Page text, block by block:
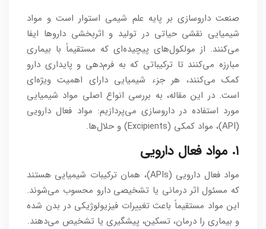
صنعت داروسازی بر پایه علم شیمی استوار است و مواد
شیمیایی نقشی حیاتی در تولید و اثربخشی داروها ایفا
می‌کنند. از مولکول‌های پیچیده‌ای که مستقیماً با بیماری
مبارزه می‌کنند تا ترکیباتی که به فرم‌دهی و پایداری دارو
کمک می‌کنند، هر جزء شیمیایی دارای اهمیت ویژه‌ای
است. در این مقاله، به بررسی انواع اصلی مواد شیمیایی
مورد استفاده در داروسازی می‌پردازیم: مواد فعال دارویی
(API)، مواد کمکی (Excipients) و حلال‌ها.
۱. مواد فعال دارویی
مواد فعال دارویی (APIs)، همان ترکیبات شیمیایی هستند
که مسئول اثر درمانی یا تشخیصی دارو محسوب می‌شوند.
این مواد مستقیماً باعث تغییرات فیزیولوژیکی در بدن شده
و بیماری را درمان، تسکین، پیشگیری یا تشخیص می‌دهند.